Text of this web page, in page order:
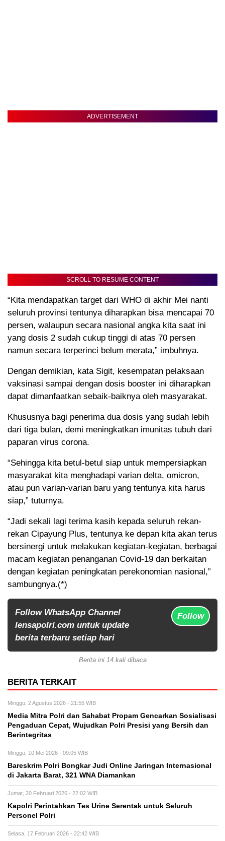
ADVERTISEMENT
SCROLL TO RESUME CONTENT
“Kita mendapatkan target dari WHO di akhir Mei nanti
seluruh provinsi tentunya diharapkan bisa mencapai 70
persen, walaupun secara nasional angka kita saat ini
yang dosis 2 sudah cukup tinggi di atas 70 persen
namun secara terperinci belum merata,” imbuhnya.
Dengan demikian, kata Sigit, kesempatan pelaksaan
vaksinasi sampai dengan dosis booster ini diharapkan
dapat dimanfaatkan sebaik-baiknya oleh masyarakat.
Khususnya bagi penerima dua dosis yang sudah lebih
dari tiga bulan, demi meningkatkan imunitas tubuh dari
paparan virus corona.
“Sehingga kita betul-betul siap untuk mempersiapkan
masyarakat kita menghadapi varian delta, omicron,
atau pun varian-varian baru yang tentunya kita harus
siap,” tuturnya.
“Jadi sekali lagi terima kasih kepada seluruh rekan-
rekan Cipayung Plus, tentunya ke depan kita akan terus
bersinergi untuk melakukan kegiatan-kegiatan, berbagai
macam kegiatan penanganan Covid-19 dan berkaitan
dengan kegiatan peningkatan perekonomian nasional,”
sambungnya.(*)
Follow WhatsApp Channel
lensapolri.com untuk update
berita terbaru setiap hari
Follow
Berita ini 14 kali dibaca
BERITA TERKAIT
Minggu, 2 Agustus 2026 - 21:55 WIB
Media Mitra Polri dan Sahabat Propam Gencarkan Sosialisasi
Pengaduan Cepat, Wujudkan Polri Presisi yang Bersih dan
Berintegritas
Minggu, 10 Mei 2026 - 09:05 WIB
Bareskrim Polri Bongkar Judi Online Jaringan Internasional
di Jakarta Barat, 321 WNA Diamankan
Jumat, 20 Februari 2026 - 22:02 WIB
Kapolri Perintahkan Tes Urine Serentak untuk Seluruh
Personel Polri
Selasa, 17 Februari 2026 - 22:42 WIB